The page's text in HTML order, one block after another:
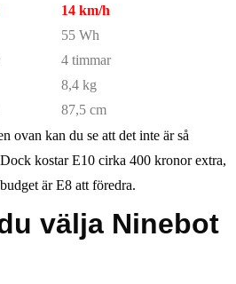
14 km/h
55 Wh
4 timmar
8,4 kg
87,5 cm
ovan kan du se att det inte är så
kostar E10 cirka 400 kronor extra,
är E8 att föredra.
välja Ninebot